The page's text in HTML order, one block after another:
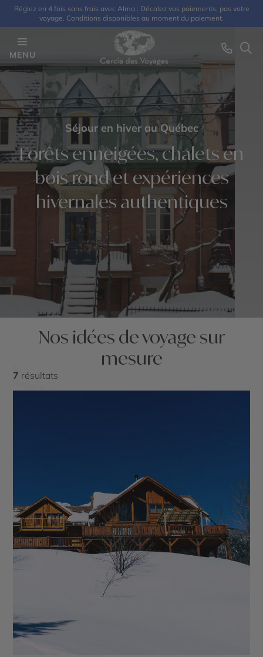
Réglez en 4 fois sans frais avec Alma : Décalez vos paiements, pas votre
voyage. Conditions disponibles au moment du paiement.
MENU
Séjour en hiver au Québec
Forêts enneigées, chalets en
bois rond et expériences
hivernales authentiques
Nos idées de voyage sur
mesure
7 résultats